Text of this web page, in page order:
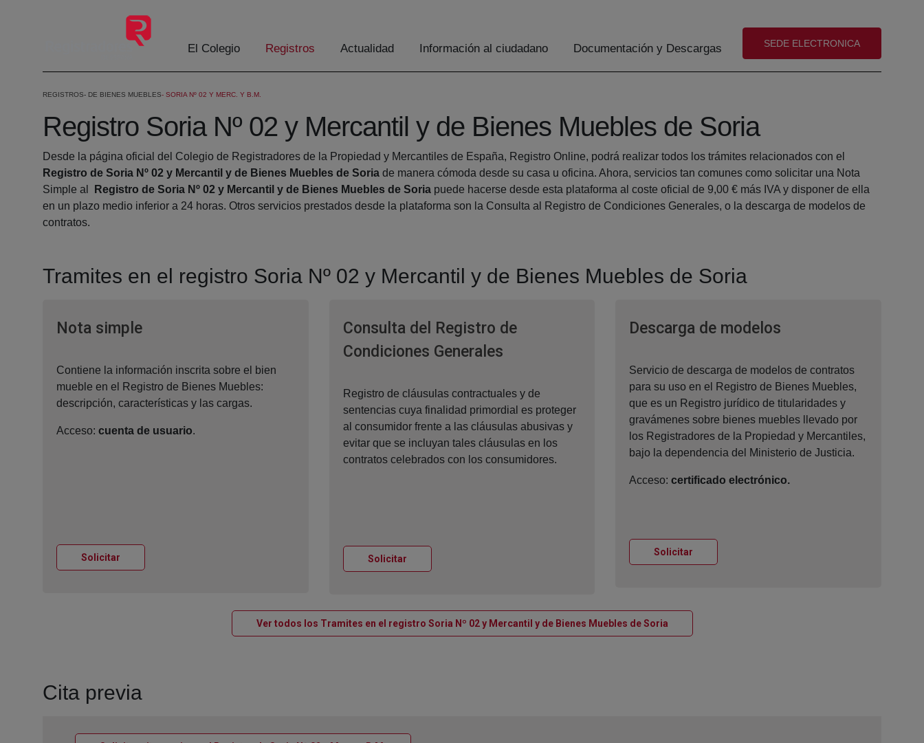
Saltar al contenido principal
El Colegio Registros Actualidad Información al ciudadano Documentación y Descargas (abre en nueva ventana)
SEDE ELECTRONICA
REGISTROS DE BIENES MUEBLES SORIA Nº 02 Y MERC. Y B.M.
Registro Soria Nº 02 y Mercantil y de Bienes Muebles de Soria
Desde la página oficial del Colegio de Registradores de la Propiedad y Mercantiles de España, Registro Online, podrá realizar todos los trámites relacionados con el
Registro de Soria Nº 02 y Mercantil y de Bienes Muebles de Soria de manera cómoda desde su casa u oficina. Ahora, servicios tan comunes como solicitar una Nota
Simple al
Registro de Soria Nº 02 y Mercantil y de Bienes Muebles de Soria puede hacerse desde esta plataforma al coste oficial de 9,00 € más IVA y disponer de ella
en un plazo medio inferior a 24 horas. Otros servicios prestados desde la plataforma son la Consulta al Registro de Condiciones Generales, o la descarga de modelos de
contratos.
Tramites en el registro Soria Nº 02 y Mercantil y de Bienes Muebles de Soria
Nota simpleVentana nueva
Contiene la información inscrita sobre el bien
mueble en el Registro de Bienes Muebles:
descripción, características y las cargas.
Acceso: cuenta de usuario.
Solicitar
Consulta del Registro de
Condiciones GeneralesVentana nueva
Registro de cláusulas contractuales y de
sentencias cuya finalidad primordial es proteger
al consumidor frente a las cláusulas abusivas y
evitar que se incluyan tales cláusulas en los
contratos celebrados con los consumidores.
SolicitarVentana nueva
Descarga de modelos
Servicio de descarga de modelos de contratos
para su uso en el Registro de Bienes Muebles,
que es un Registro jurídico de titularidades y
gravámenes sobre bienes muebles llevado por
los Registradores de la Propiedad y Mercantiles,
bajo la dependencia del Ministerio de Justicia.
Acceso:certificado electrónico.
Solicitar
Ver todos los Tramites en el registro Soria Nº 02 y Mercantil y de Bienes Muebles de SoriaVentana nueva
Cita previa